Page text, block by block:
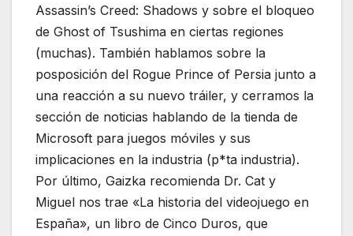
Assassin’s Creed: Shadows y sobre el bloqueo
de Ghost of Tsushima en ciertas regiones
(muchas). También hablamos sobre la
posposición del Rogue Prince of Persia junto a
una reacción a su nuevo tráiler, y cerramos la
sección de noticias hablando de la tienda de
Microsoft para juegos móviles y sus
implicaciones en la industria (p*ta industria).
Por último, Gaizka recomienda Dr. Cat y
Miguel nos trae «La historia del videojuego en
España», un libro de Cinco Duros, que